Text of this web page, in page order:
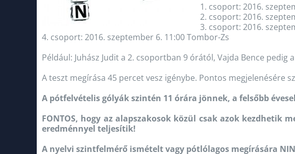
1. csoport: 2016.
2. csoport: 2016.
3. csoport: 2016.
4. csoport: 2016. szeptember 6. 11:00 Tombor-Zs
Például: Juhász Judit a 2. csoportban 9 órától, Vajda Bence
A teszt megírása 45 percet vesz igénybe. Pontos megjelenésére
A pótfelvételis gólyák szintén 11 órára jönnek, a felsőbb
FONTOS, hogy az alapszakosok közül csak azok
eredménnyel teljesítik!
A nyelvi szintfelmérő ismételt vagy pótlólagos megírására